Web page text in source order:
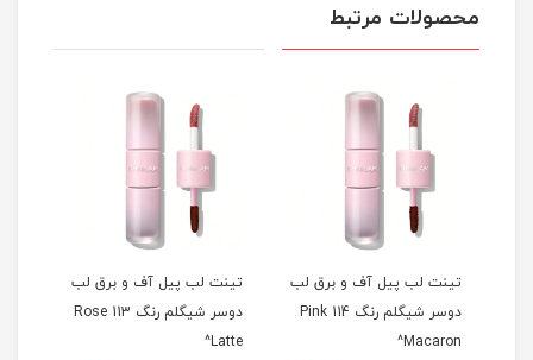
محصولات مرتبط
تینت لب پیل آف و برق لب
دوسر شیگلم رنگ 114 Pink
Macaron^
تینت لب پیل آف و برق لب
دوسر شیگلم رنگ 113 Rose
Latte^